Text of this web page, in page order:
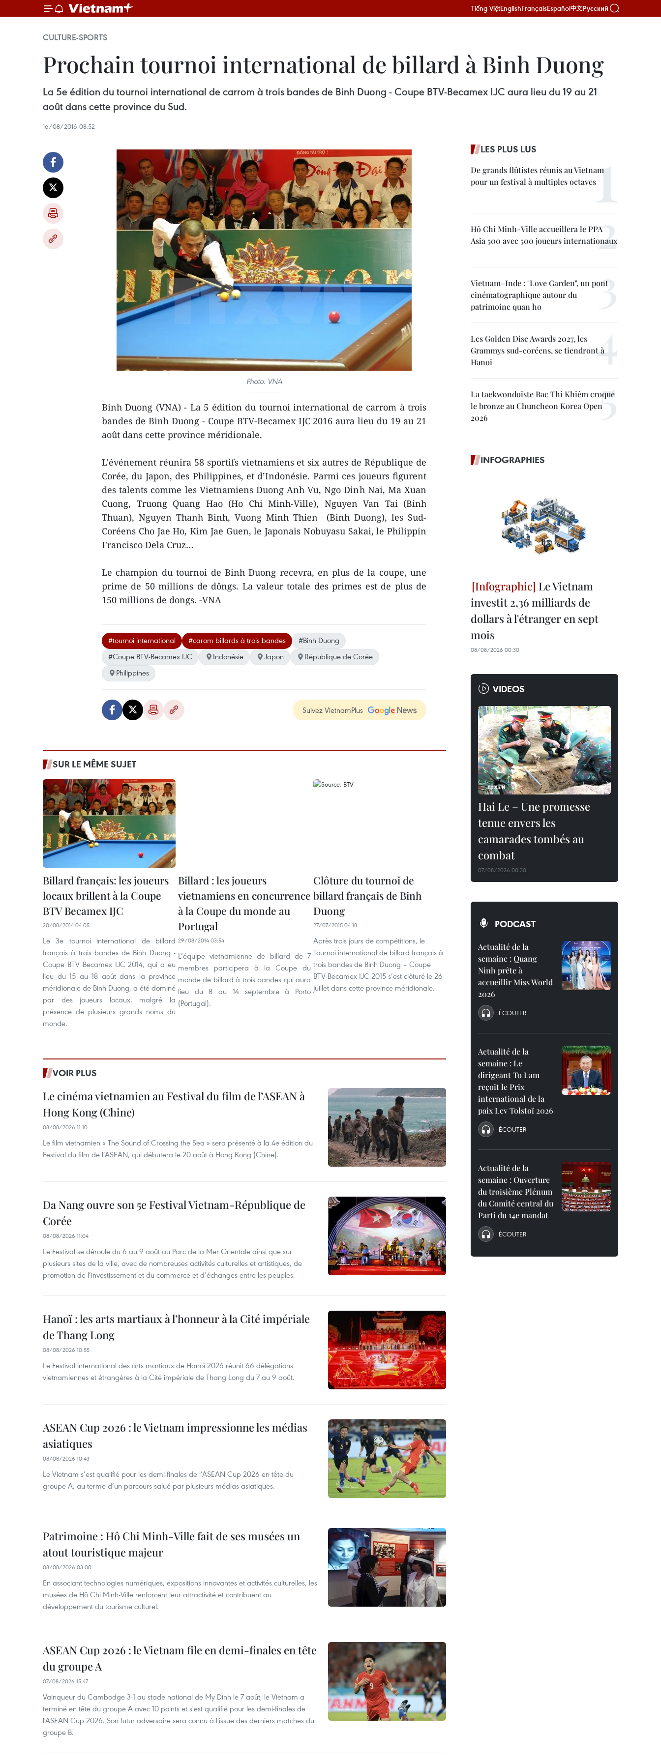
Tiếng ViệtEnglishFrançaisEspañol中文Русский
CULTURE-SPORTS
Prochain tournoi international de billard à Binh Duong
La 5e édition du tournoi international de carrom à trois bandes de Binh Duong - Coupe BTV-Becamex IJC aura lieu du 19 au 21
août dans cette province du Sud.
16/08/2016 08:52
Photo: VNA
Binh Duong (VNA) - La 5 édition du tournoi international de carrom à trois
bandes de Binh Duong - Coupe BTV-Becamex IJC 2016 ​aura lieu du 19 au 21
août dans cette province méridionale.
L'événement réunira 58 sportifs vietnamiens et six ​autres de République de
Corée, du Japon, des Philippines, et d’Indonésie. ​Parmi ces joueurs figurent
des talents comme les Vietnamiens Duong Anh Vu, Ngo Dinh Nai, Ma Xuan
Cuong, Truong Quang Hao (Ho Chi Minh-Ville), Nguyen Van Tai (Binh
Thuan), Nguyen Thanh Binh, Vuong Minh Thien (Binh Duong), les Sud-
Coréens Cho Jae Ho, Kim Jae Guen, le Japonais Nobuyasu Sakai, le Philippin
Francisco Dela Cruz…
Le champion du tournoi de Binh Duong recevra, en plus de la coupe, une
prime de 50 millions de dôngs. La valeur totale des primes est de plus de
150 millions de dongs. -VNA
#tournoi international #carom billards à trois bandes
#Binh Duong
#Coupe BTV-Becamex IJC
Indonésie Japon
République de Corée
Philippines
Suivez VietnamPlus
SUR LE MÊME SUJET
Billard français: les joueurs
locaux brillent à la Coupe
BTV Becamex IJC
20/08/2014 04:05
Le 3e tournoi international de billard
français à trois bandes de Binh Duong -
Coupe BTV Becamex IJC 2014, qui a eu
lieu du 15 au 18 août dans la province
méridionale de Binh Duong, a été dominé
par des joueurs locaux, malgré la
présence de plusieurs grands noms du
monde.
Billard : les joueurs
vietnamiens en concurrence
à la Coupe du monde au
Portugal
29/08/2014 03:54
L’équipe vietnamienne de billard de 7
membres participera à la Coupe du
monde de billard à trois bandes qui aura
lieu du 8 au 14 septembre à Porto
(Portugal).
Clôture du tournoi de
billard français de Binh
Duong
27/07/2015 04:18
Après trois jours de compétitions, le
Tournoi international de billard français à
trois bandes de Binh Duong – Coupe
BTV-Becamex IJC 2015 s’est clôturé le 26
juillet dans cette province méridionale.
VOIR PLUS
Le cinéma vietnamien au Festival du film de l’ASEAN à
Hong Kong (Chine)
08/08/2026 11:10
Le film vietnamien « The Sound of Crossing the Sea » sera présenté à la 4e édition du
Festival du film de l’ASEAN, qui débutera le 20 août à Hong Kong (Chine).
Da Nang ouvre son 5e Festival Vietnam-République de
Corée
08/08/2026 11:04
Le Festival se déroule du 6 au 9 août au Parc de la Mer Orientale ainsi que sur
plusieurs sites de la ville, avec de nombreuses activités culturelles et artistiques, de
promotion de l’investissement et du commerce et d’échanges entre les peuples.
Hanoï : les arts martiaux à l’honneur à la Cité impériale
de Thang Long
08/08/2026 10:55
Le Festival international des arts martiaux de Hanoï 2026 réunit 66 délégations
vietnamiennes et étrangères à la Cité impériale de Thang Long du 7 au 9 août.
ASEAN Cup 2026 : le Vietnam impressionne les médias
asiatiques
08/08/2026 10:43
Le Vietnam s’est qualifié pour les demi-finales de l’ASEAN Cup 2026 en tête du
groupe A, au terme d’un parcours salué par plusieurs médias asiatiques.
Patrimoine : Hô Chi Minh-Ville fait de ses musées un
atout touristique majeur
08/08/2026 03:00
En associant technologies numériques, expositions innovantes et activités culturelles, les
musées de Hô Chi Minh-Ville renforcent leur attractivité et contribuent au
développement du tourisme culturel.
ASEAN Cup 2026 : le Vietnam file en demi-finales en tête
du groupe A
07/08/2026 15:47
Vainqueur du Cambodge 3-1 au stade national de My Dinh le 7 août, le Vietnam a
terminé en tête du groupe A avec 10 points et s'est qualifié pour les demi-finales de
l'ASEAN Cup 2026. Son futur adversaire sera connu à l'issue des derniers matches du
groupe B.
LES PLUS LUS
De grands flûtistes réunis au Vietnam
pour un festival à multiples octaves
Hô Chi Minh-Ville accueillera le PPA
Asia 500 avec 500 joueurs internationaux
Vietnam–Inde : "Love Garden", un pont
cinématographique autour du
patrimoine quan ho
Les Golden Disc Awards 2027, les
Grammys sud-coréens, se tiendront à
Hanoi
La taekwondoïste Bac Thi Khiêm croque
le bronze au Chuncheon Korea Open
2026
INFOGRAPHIES
Le Vietnam
investit 2,36 milliards de
dollars à l'étranger en sept
mois
08/08/2026 00:30
VIDEOS
Hai Le – Une promesse
tenue envers les
camarades tombés au
combat
07/08/2026 00:30
PODCAST
Actualité de la
semaine : Quang
Ninh prête à
accueillir Miss World
2026
ÉCOUTER
Actualité de la
semaine : Le
dirigeant To Lam
reçoit le Prix
international de la
paix Lev Tolstoï 2026
ÉCOUTER
Actualité de la
semaine : Ouverture
du troisième Plénum
du Comité central du
Parti du 14e mandat
ÉCOUTER